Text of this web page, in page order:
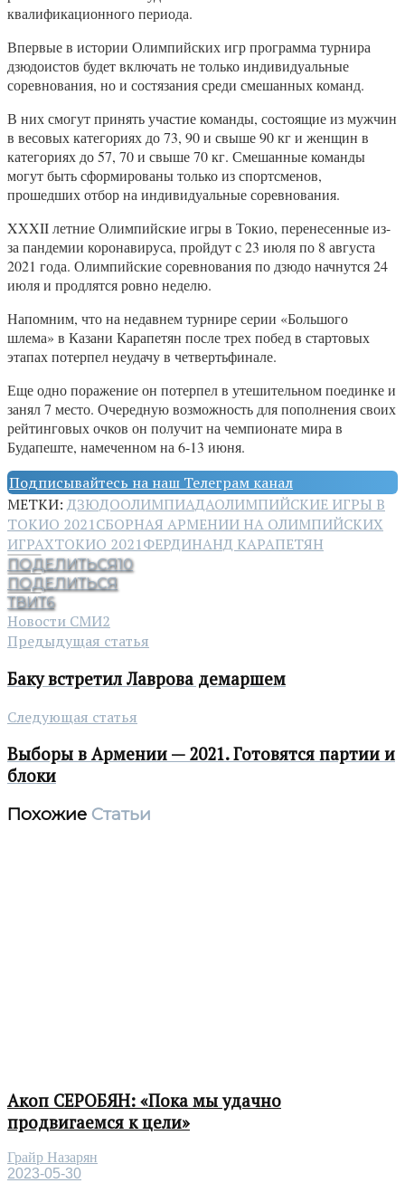
квалификационного периода.
Впервые в истории Олимпийских игр программа турнира
дзюдоистов будет включать не только индивидуальные
соревнования, но и состязания среди смешанных команд.
В них смогут принять участие команды, состоящие из мужчин
в весовых категориях до 73, 90 и свыше 90 кг и женщин в
категориях до 57, 70 и свыше 70 кг. Смешанные команды
могут быть сформированы только из спортсменов,
прошедших отбор на индивидуальные соревнования.
XXXII летние Олимпийские игры в Токио, перенесенные из-
за пандемии коронавируса, пройдут с 23 июля по 8 августа
2021 года. Олимпийские соревнования по дзюдо начнутся 24
июля и продлятся ровно неделю.
Напомним, что на недавнем турнире серии «Большого
шлема» в Казани Карапетян после трех побед в стартовых
этапах потерпел неудачу в четвертьфинале.
Еще одно поражение он потерпел в утешительном поединке и
занял 7 место. Очередную возможность для пополнения своих
рейтинговых очков он получит на чемпионате мира в
Будапеште, намеченном на 6-13 июня.
Подписывайтесь на наш Телеграм канал
МЕТКИ: ДЗЮДООЛИМПИАДАОЛИМПИЙСКИЕ ИГРЫ В
ТОКИО 2021СБОРНАЯ АРМЕНИИ НА ОЛИМПИЙСКИХ
ИГРАХТОКИО 2021ФЕРДИНАНД КАРАПЕТЯН
ПОДЕЛИТЬСЯ10
ПОДЕЛИТЬСЯ
ТВИТ6
Новости СМИ2
Предыдущая статья
Баку встретил Лаврова демаршем
Следующая статья
Выборы в Армении — 2021. Готовятся партии и
блоки
Похожие Статьи
Акоп СЕРОБЯН: «Пока мы удачно
продвигаемся к цели»
Грайр Назарян
2023-05-30